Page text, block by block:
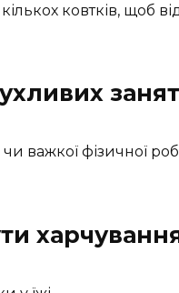
ковтків, щоб
важкої фізичної